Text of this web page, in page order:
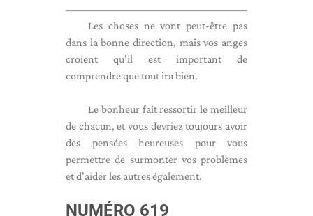
Les choses ne vont peut-être pas
dans la bonne direction, mais vos anges
croient qu'il est important de
comprendre que tout ira bien.
Le bonheur fait ressortir le meilleur
de chacun, et vous devriez toujours avoir
des pensées heureuses pour vous
permettre de surmonter vos problèmes
et d'aider les autres également.
NUMÉRO 619